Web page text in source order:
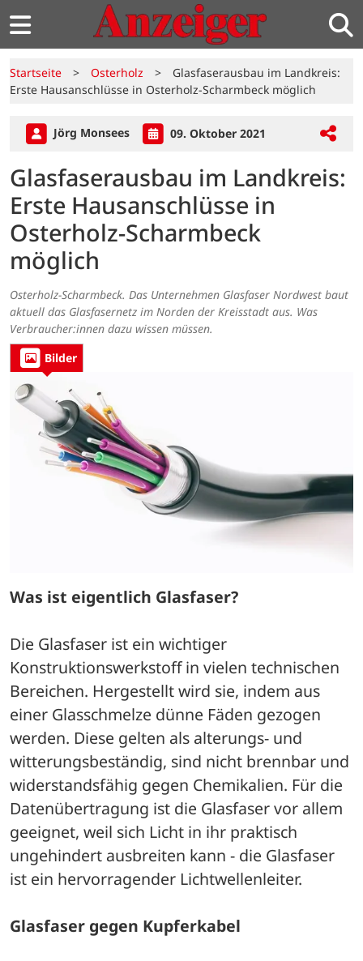
Startseite > Osterholz >
Glasfaserausbau im Landkreis:
Erste Hausanschlüsse in Osterholz-Scharmbeck möglich
Jörg Monsees 09. Oktober 2021
Glasfaserausbau im Landkreis:
Erste Hausanschlüsse in
Osterholz-Scharmbeck
möglich
Osterholz-Scharmbeck. Das Unternehmen Glasfaser Nordwest baut
aktuell das Glasfasernetz im Norden der Kreisstadt aus. Was
Verbraucher:innen dazu wissen müssen.
Bilder
Was ist eigentlich Glasfaser?
Die Glasfaser ist ein wichtiger
Konstruktionswerkstoff in vielen technischen
Bereichen. Hergestellt wird sie, indem aus
einer Glasschmelze dünne Fäden gezogen
werden. Diese gelten als alterungs- und
witterungsbeständig, sind nicht brennbar und
widerstandsfähig gegen Chemikalien. Für die
Datenübertragung ist die Glasfaser vor allem
geeignet, weil sich Licht in ihr praktisch
ungehindert ausbreiten kann - die Glasfaser
ist ein hervorragender Lichtwellenleiter.
Glasfaser gegen Kupferkabel